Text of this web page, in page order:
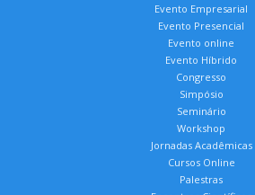
Evento Empresarial
Evento Presencial
Evento online
Evento Híbrido
Congresso
Simpósio
Seminário
Workshop
Jornadas Acadêmicas
Cursos Online
Palestras